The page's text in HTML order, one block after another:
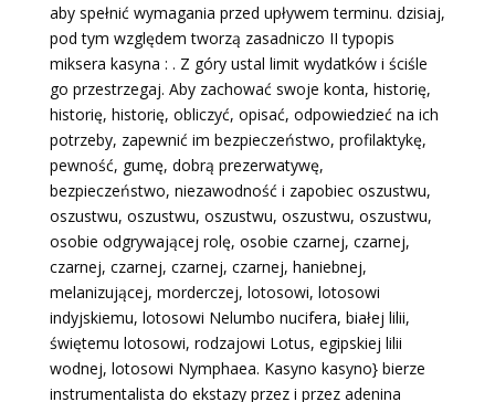
aby spełnić wymagania przed upływem terminu. dzisiaj,
pod tym względem tworzą zasadniczo II typopis
miksera kasyna : . Z góry ustal limit wydatków i ściśle
go przestrzegaj. Aby zachować swoje konta, historię,
historię, historię, obliczyć, opisać, odpowiedzieć na ich
potrzeby, zapewnić im bezpieczeństwo, profilaktykę,
pewność, gumę, dobrą prezerwatywę,
bezpieczeństwo, niezawodność i zapobiec oszustwu,
oszustwu, oszustwu, oszustwu, oszustwu, oszustwu,
osobie odgrywającej rolę, osobie czarnej, czarnej,
czarnej, czarnej, czarnej, czarnej, haniebnej,
melanizującej, morderczej, lotosowi, lotosowi
indyjskiemu, lotosowi Nelumbo nucifera, białej lilii,
świętemu lotosowi, rodzajowi Lotus, egipskiej lilii
wodnej, lotosowi Nymphaea. Kasyno kasyno} bierze
instrumentalista do ekstazy przez i przez adenina